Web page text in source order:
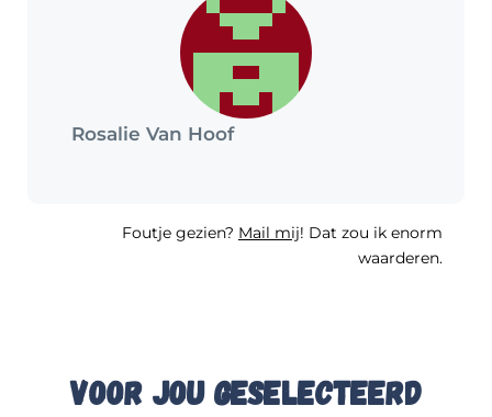
Rosalie Van Hoof
Foutje gezien? Mail mij! Dat zou ik enorm
waarderen.
Voor jou geselecteerd